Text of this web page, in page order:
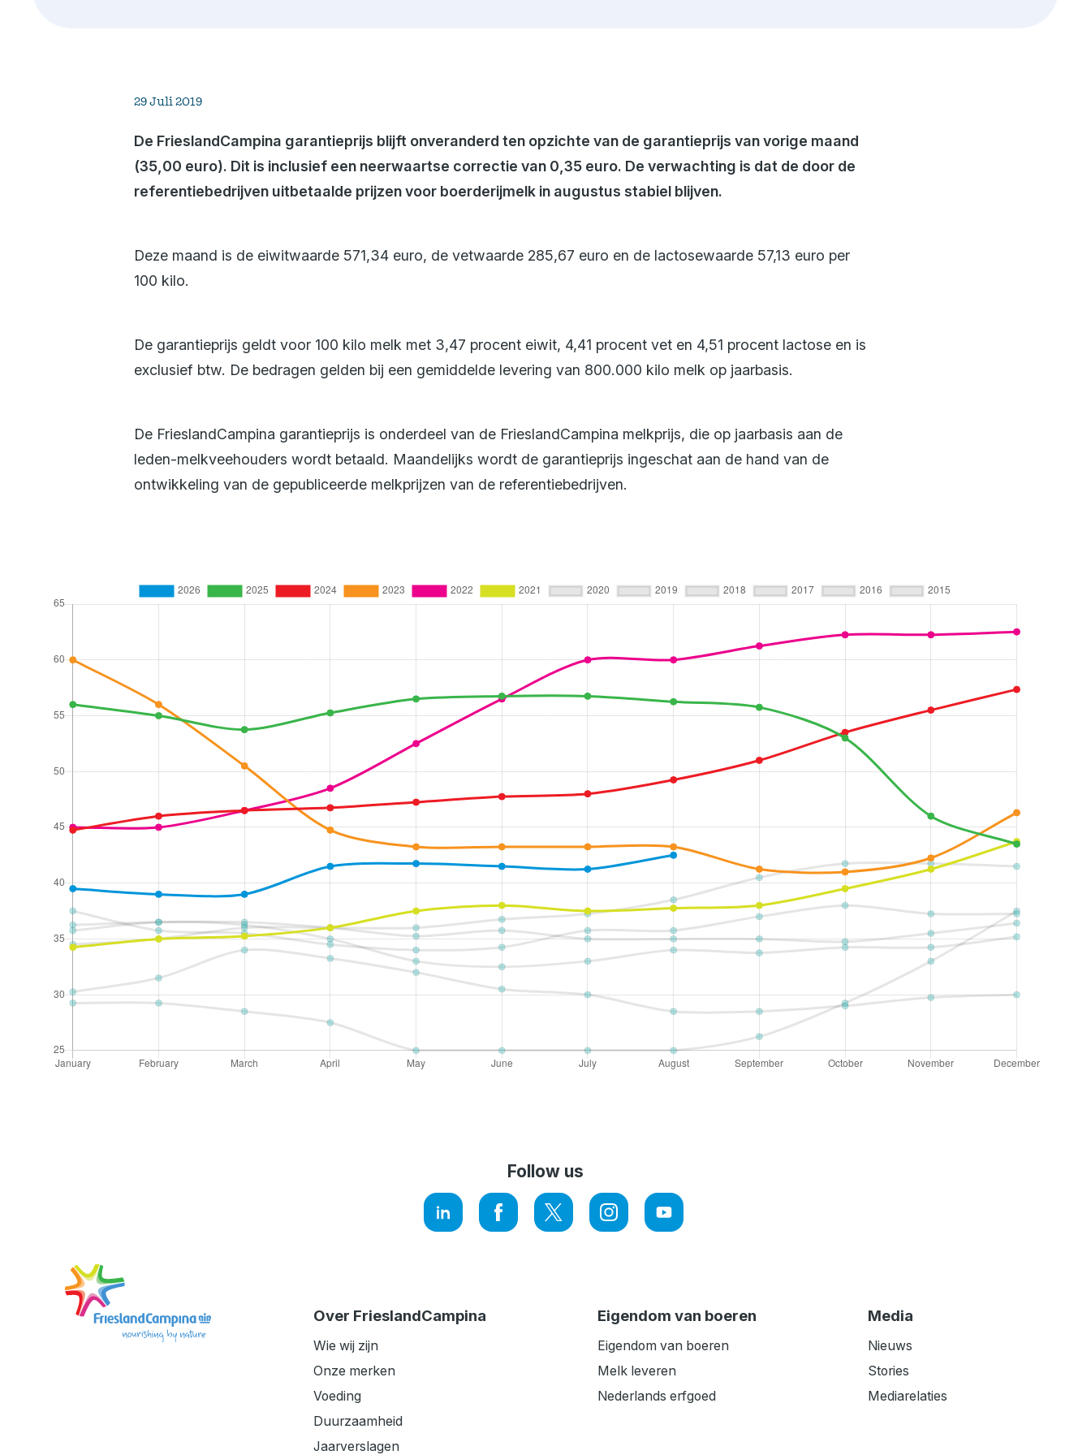
29 Juli 2019
De FrieslandCampina garantieprijs blijft onveranderd ten opzichte van de garantieprijs van vorige maand
(35,00 euro). Dit is inclusief een neerwaartse correctie van 0,35 euro. De verwachting is dat de door de
referentiebedrijven uitbetaalde prijzen voor boerderijmelk in augustus stabiel blijven.
Deze maand is de eiwitwaarde 571,34 euro, de vetwaarde 285,67 euro en de lactosewaarde 57,13 euro per
100 kilo.
De garantieprijs geldt voor 100 kilo melk met 3,47 procent eiwit, 4,41 procent vet en 4,51 procent lactose en is
exclusief btw. De bedragen gelden bij een gemiddelde levering van 800.000 kilo melk op jaarbasis.
De FrieslandCampina garantieprijs is onderdeel van de FrieslandCampina melkprijs, die op jaarbasis aan de
leden-melkveehouders wordt betaald. Maandelijks wordt de garantieprijs ingeschat aan de hand van de
ontwikkeling van de gepubliceerde melkprijzen van de referentiebedrijven.
Follow us
LinkedInFacebookTwitter Instagram YouTube
Ga
naar
de
startpagina
Over FrieslandCampina
Wie wij zijn
Onze merken
Voeding
Duurzaamheid
Jaarverslagen
Eigendom van boeren
Eigendom van boeren
Melk leveren
Nederlands erfgoed
Media
Nieuws
Stories
Mediarelaties